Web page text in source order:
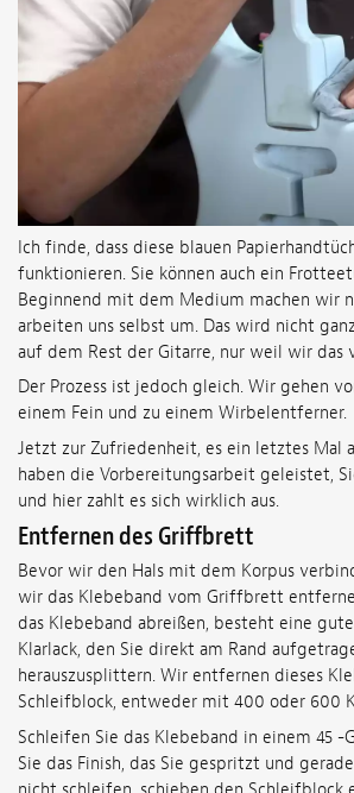
Ich finde, dass diese blauen
funktionieren. Sie können auch ein
Beginnend mit dem Medium machen wir
arbeiten uns selbst um. Das wird nicht
auf dem Rest der Gitarre, nur weil wir das
Der Prozess ist jedoch gleich. Wir gehen
einem Fein und zu einem Wirbelentferner.
Jetzt zur Zufriedenheit, es ein letztes Mal
haben die Vorbereitungsarbeit geleistet,
und hier zahlt es sich wirklich aus.
Entfernen des Griffbrett
Bevor wir den Hals mit dem Korpus
wir das Klebeband vom Griffbrett
das Klebeband abreißen, besteht eine
Klarlack, den Sie direkt am Rand
herauszusplittern. Wir entfernen dieses
Schleifblock, entweder mit 400 oder 600
Schleifen Sie das Klebeband in einem 45 -
Sie das Finish, das Sie gespritzt und